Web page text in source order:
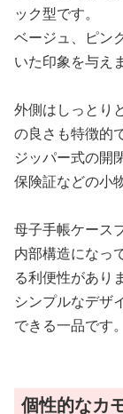
ック型です。
ベージュ、ピン
いた印象を与え
外側はしっとり
の良さも特徴的
ジッパー式の開
保険証などの小
母子手帳ケース
内部構造になっ
る利便性があり
シンプルなデザ
できる一品です。
個性的なカ